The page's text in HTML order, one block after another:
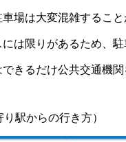
場は大変混雑すること
は限りがあるため、
きるだけ公共交通機
駅からの行き方）